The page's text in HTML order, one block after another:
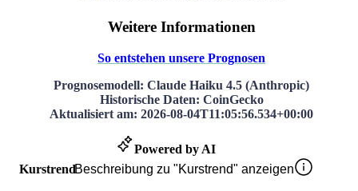
Weitere Informationen
So entstehen unsere Prognosen
Prognosemodell: Claude Haiku 4.5 (Anthropic)
Historische Daten: CoinGecko
Aktualisiert am: 2026-08-04T11:05:56.534+00:00
Powered by AI
KurstrendBeschreibung zu "Kurstrend" anzeigen